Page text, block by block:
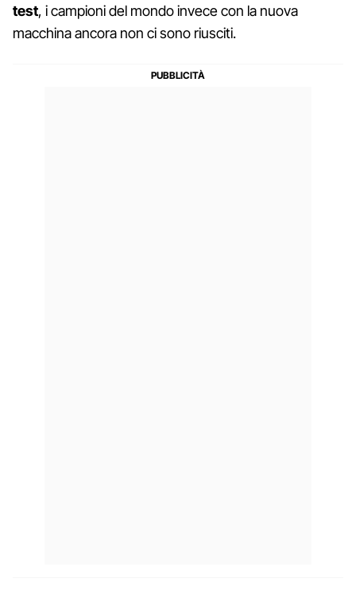
test, i campioni del mondo invece con la nuova
macchina ancora non ci sono riusciti.